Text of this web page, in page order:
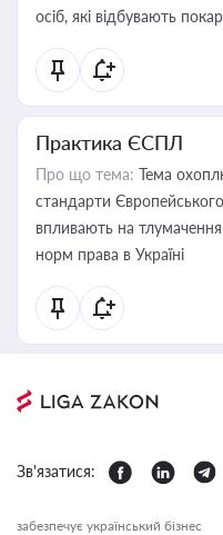
осіб, які відбувають
Практика ЄСПЛ
Про що тема: Тема
стандарти
впливають на
норм права в Україні
Зв'язатися:
забезпечує український бізнес